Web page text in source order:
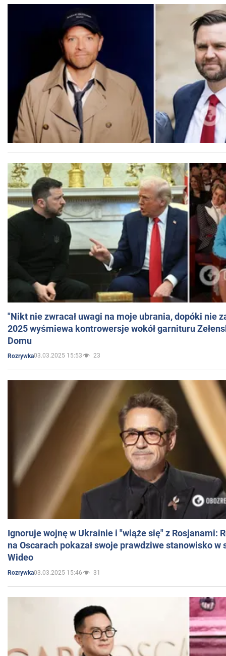
"Nikt nie zwracał uwagi na moje ubrania, dopóki nie
2025 wyśmiewa kontrowersje wokół garnituru
Domu
Rozrywka03.03.2025 15:53 23
Ignoruje wojnę w Ukrainie i "wiąże się" z Rosjanami:
na Oscarach pokazał swoje prawdziwe stanowisko w
Wideo
Rozrywka03.03.2025 15:46 31